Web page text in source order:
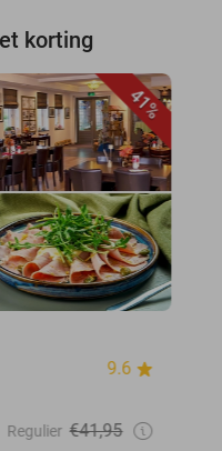
korting
41%
9.6
Regulier €41,95